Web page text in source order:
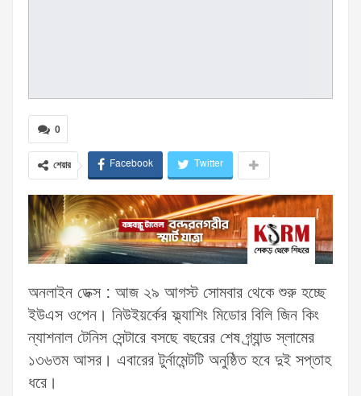
0
শেয়ার Facebook Twitter
অনলাইন ডেক্স : আজ ২৯ আগস্ট সোমবার থেকে শুরু হচ্ছে
ইউএস ওপেন। নিউইয়র্কের ফ্ল্যাশিং মিডোর বিলি জিন কিং
ন্যাশনাল টেনিস সেন্টারে বসছে বছরের শেষ গ্র্যান্ড স্লামের
১৩৬তম আসর। এবারের টুর্নামেন্টটি অনুষ্ঠিত হবে দুই সপ্তাহ
ধরে।